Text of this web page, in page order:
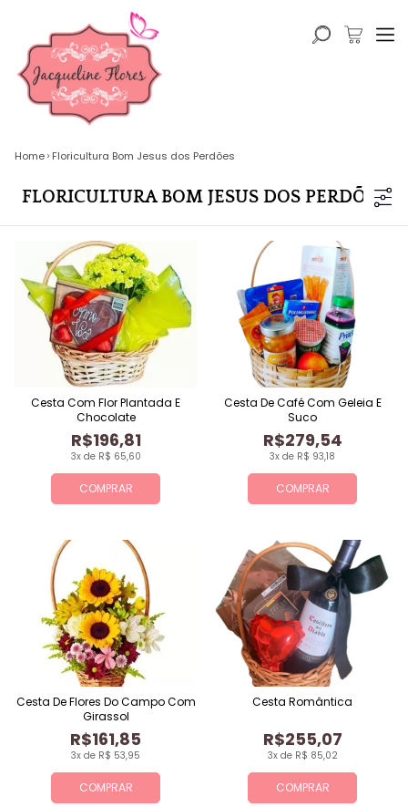
Home Floricultura Bom Jesus dos Perdões
FLORICULTURA BOM JESUS DOS PERDÕES
COMPRAR
3x de R$ 65,60
R$196,81
Cesta Com Flor Plantada E
Chocolate
COMPRAR
3x de R$ 93,18
R$279,54
Cesta De Café Com Geleia E
Suco
COMPRAR
3x de R$ 53,95
R$161,85
Cesta De Flores Do Campo Com
Girassol
COMPRAR
3x de R$ 85,02
R$255,07
Cesta Romântica